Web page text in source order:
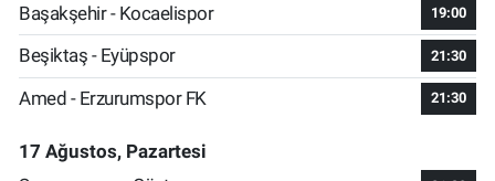
Başakşehir - Kocaelispor
19:00
Beşiktaş - Eyüpspor 21:30
Amed - Erzurumspor FK 21:30
17 Ağustos, Pazartesi